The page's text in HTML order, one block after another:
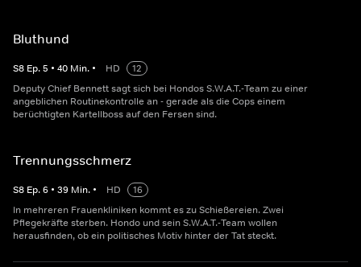
Bluthund
S8 Ep.5 • 40 Min. • HD
12
Deputy Chief Bennett sagt sich bei Hondos S.W.A.T.-Team zu einer
angeblichen Routinekontrolle an - gerade als die Cops einem
berüchtigten Kartellboss auf den Fersen sind.
Trennungsschmerz
S8 Ep.6 • 39 Min. • HD
16
In mehreren Frauenkliniken kommt es zu Schießereien. Zwei
Pflegekräfte sterben. Hondo und sein S.W.A.T.-Team wollen
herausfinden, ob ein politisches Motiv hinter der Tat steckt.